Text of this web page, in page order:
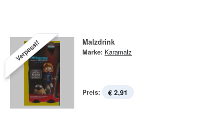
Verpasst! Malzdrink
Marke: Karamalz
Preis: € 2,91